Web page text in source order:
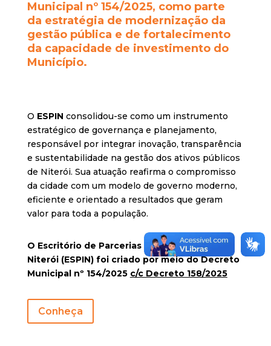
Municipal nº 154/2025, como parte
da estratégia de modernização da
gestão pública e de fortalecimento
da capacidade de investimento do
Município.
O ESPIN consolidou-se como um instrumento
estratégico de governança e planejamento,
responsável por integrar inovação, transparência
e sustentabilidade na gestão dos ativos públicos
de Niterói. Sua atuação reafirma o compromisso
da cidade com um modelo de governo moderno,
eficiente e orientado a resultados que geram
valor para toda a população.
O Escritório de Parcerias e Investimentos de
Niterói (ESPIN) foi criado por meio do Decreto
Municipal nº 154/2025 c/c Decreto 158/2025
Conheça